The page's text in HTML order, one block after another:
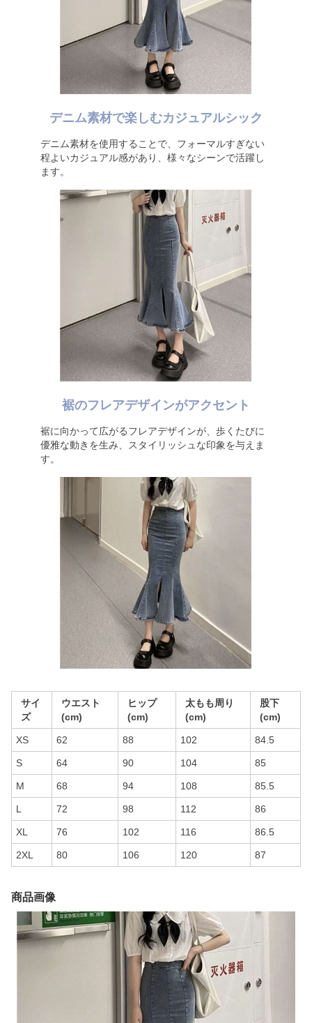
デニム素材で楽しむカジュアルシック
デニム素材を使用することで、フォーマルすぎない
程よいカジュアル感があり、様々なシーンで活躍し
ます。
裾のフレアデザインがアクセント
裾に向かって広がるフレアデザインが、歩くたびに
優雅な動きを生み、スタイリッシュな印象を与えま
す。
サイ
ズ
ウエスト
(cm)
ヒップ
(cm)
太もも周り
(cm)
股下
(cm)
XS 62 88 102 84.5
S 64 90 104 85
M 68 94 108 85.5
L 72 98 112 86
XL 76 102 116 86.5
2XL 80 106 120 87
商品画像